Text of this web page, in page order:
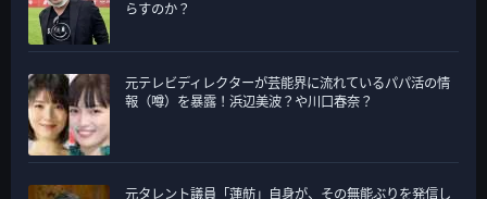
らすのか？
元テレビディレクターが芸能界に流れているパパ活の情
報（噂）を暴露！浜辺美波？や川口春奈？
元タレント議員「蓮舫」自身が、その無能ぶりを発信し